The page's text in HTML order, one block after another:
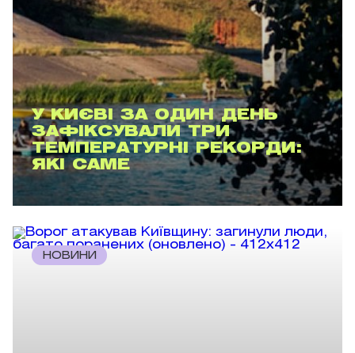
У КИЄВІ ЗА ОДИН ДЕНЬ
ЗАФІКСУВАЛИ ТРИ
ТЕМПЕРАТУРНІ РЕКОРДИ:
ЯКІ САМЕ
НОВИНИ